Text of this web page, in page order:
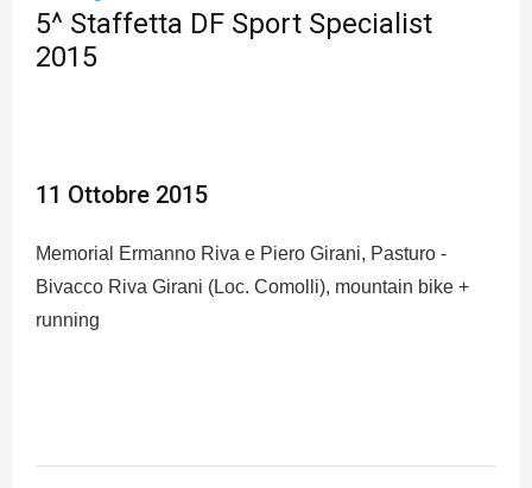
5^ Staffetta DF Sport Specialist
2015
11 Ottobre 2015
Memorial Ermanno Riva e Piero Girani, Pasturo -
Bivacco Riva Girani (Loc. Comolli), mountain bike +
running